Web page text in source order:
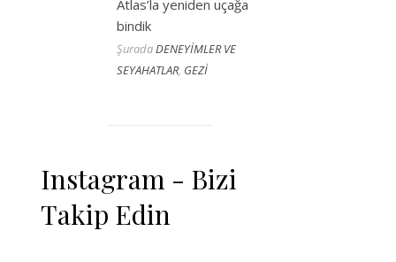
Atlas’la yeniden uçağa
bindik
ŞuradaDENEYİMLER VE
SEYAHATLAR, GEZİ
Instagram - Bizi
Takip Edin